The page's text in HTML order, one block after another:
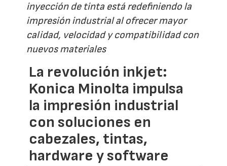
inyección de tinta está redefiniendo la
impresión industrial al ofrecer mayor
calidad, velocidad y compatibilidad con
nuevos materiales
La revolución inkjet:
Konica Minolta impulsa
la impresión industrial
con soluciones en
cabezales, tintas,
hardware y software